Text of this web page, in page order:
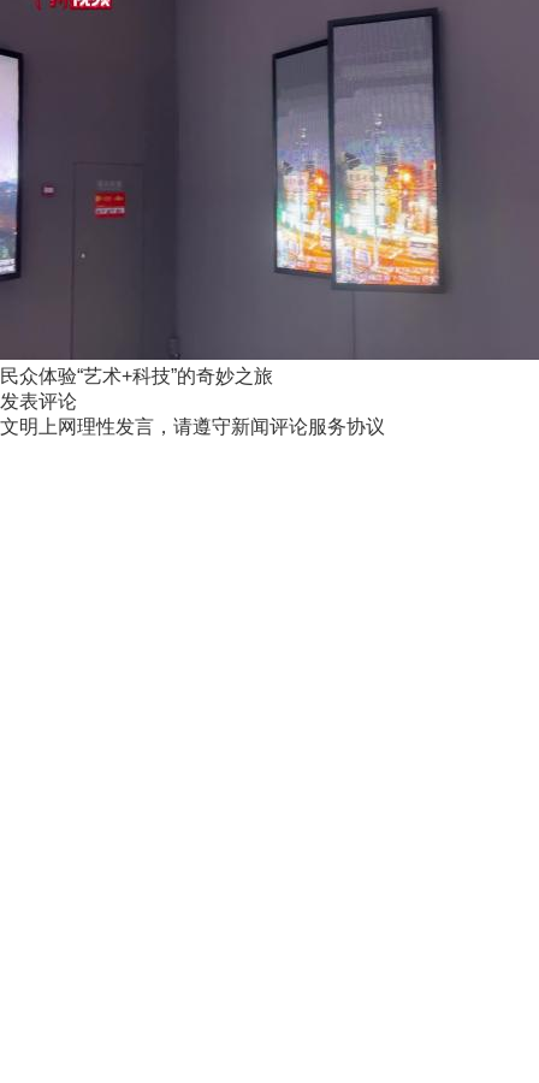
民众体验“艺术+科技”的奇妙之旅
发表评论
文明上网理性发言，请遵守新闻评论服务协议